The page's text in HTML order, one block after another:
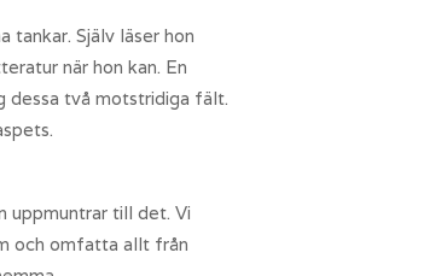
tankar. Själv läser hon
när hon kan. En
dessa två motstridiga fält.
uppmuntrar till det. Vi
och omfatta allt från